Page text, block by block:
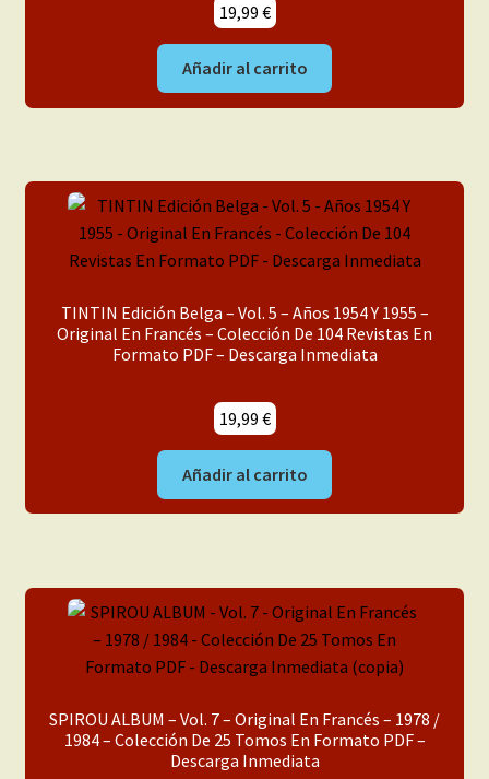
19,99 €
Añadir al carrito
TINTIN Edición Belga – Vol. 5 – Años 1954 Y 1955 –
Original En Francés – Colección De 104 Revistas En
Formato PDF – Descarga Inmediata
19,99 €
Añadir al carrito
SPIROU ALBUM – Vol. 7 – Original En Francés – 1978 /
1984 – Colección De 25 Tomos En Formato PDF –
Descarga Inmediata